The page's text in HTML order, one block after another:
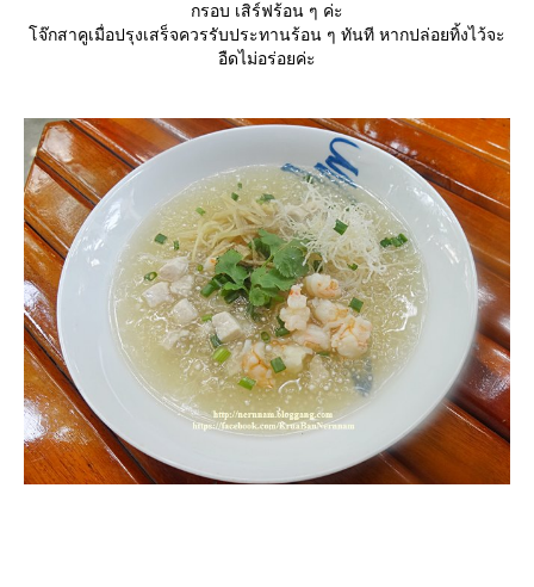
กรอบ เสิร์ฟร้อน ๆ ค่ะ
จ๊กสาคูเมื่อปรุงเสร็จควรรับประทานร้อน ๆ ทันที หากปล่อยทิ้งไว้จะ
อืดไม่อร่อยค่ะ